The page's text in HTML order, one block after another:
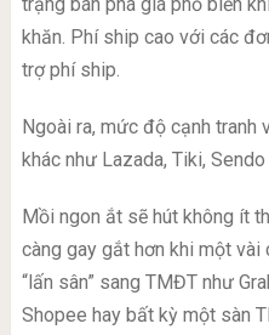
khăn. Phí ship cao với các
trợ phí ship.
Ngoài ra, mức độ cạnh
khác như Lazada, Tiki, Sendo
Mồi ngon ắt sẽ hút không ít
càng gay gắt hơn khi một
“lấn sân” sang TMĐT như
Shopee hay bất kỳ một sàn